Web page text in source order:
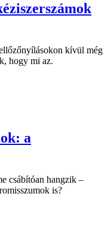
kívül még
hogy mi az.
a
csábítóan hangzik –
is?